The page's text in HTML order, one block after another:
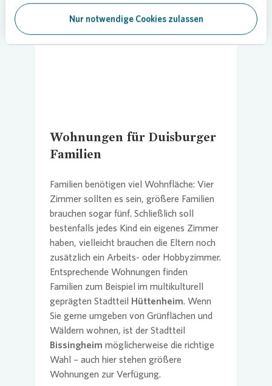
Nur notwendige Cookies zulassen
Loading...
Wohnungen für Duisburger
Familien
Familien benötigen viel Wohnfläche: Vier
Zimmer sollten es sein, größere Familien
brauchen sogar fünf. Schließlich soll
bestenfalls jedes Kind ein eigenes Zimmer
haben, vielleicht brauchen die Eltern noch
zusätzlich ein Arbeits- oder Hobbyzimmer.
Entsprechende Wohnungen finden
Familien zum Beispiel im multikulturell
geprägten Stadtteil Hüttenheim. Wenn
Sie gerne umgeben von Grünflächen und
Wäldern wohnen, ist der Stadtteil
Bissingheim möglicherweise die richtige
Wahl – auch hier stehen größere
Wohnungen zur Verfügung.